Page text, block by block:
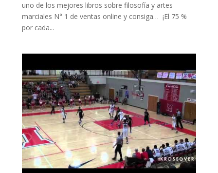
uno de los mejores libros sobre filosofía y artes
marciales N° 1 de ventas online y consiga… ¡El 75 %
por cada...